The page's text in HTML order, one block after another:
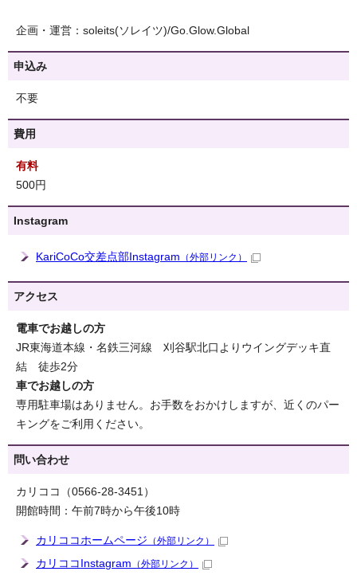
企画・運営：soleits(ソレイツ)/Go.Glow.Global
申込み
不要
費用
有料
500円
Instagram
KariCoCo交差点部Instagram （外部リンク）
アクセス
電車でお越しの方
JR東海道本線・名鉄三河線 刈谷駅北口よりウイングデッキ直
結 徒歩2分
車でお越しの方
専用駐車場はありません。お手数をおかけしますが、近くのパー
キングをご利用ください。
問い合わせ
カリココ（0566-28-3451）
開館時間：午前7時から午後10時
カリココホームページ （外部リンク）
カリココInstagram （外部リンク）